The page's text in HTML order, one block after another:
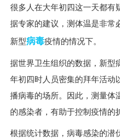
很多人在大年初四这一天都有
据专家的建议，测体温是非常
新型病毒疫情的情况下。
据世界卫生组织的数据，新型
年初四时人员密集的拜年活动
播病毒的场所。因此，测量体
的感染者，有助于控制疫情的
根据统计数据，病毒感染的潜